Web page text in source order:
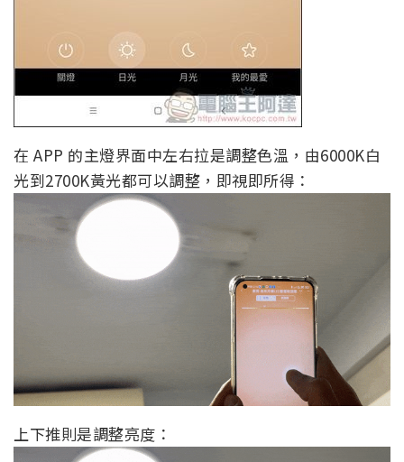
在 APP 的主燈界面中左右拉是調整色溫，由6000K白
光到2700K黃光都可以調整，即視即所得：
上下推則是調整亮度：